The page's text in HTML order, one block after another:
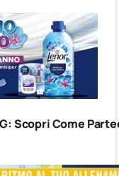
Scopri Come